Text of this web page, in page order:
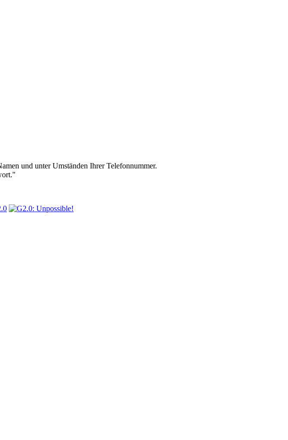
und unter Umständen Ihrer Telefonnummer.